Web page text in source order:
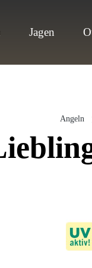
Jagen
Angeln